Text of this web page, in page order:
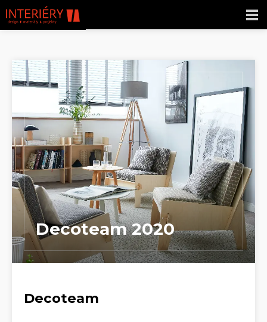
Decoteam 2020
Decoteam